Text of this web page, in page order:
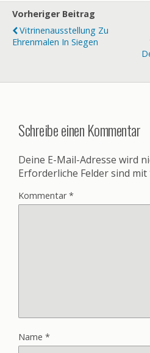
Vorheriger Beitrag
Vitrinenausstellung Zu
Ehrenmalen In Siegen
Schreibe einen Kommentar
Deine E-Mail-Adresse wird
Erforderliche Felder sind mit
Kommentar*
Name *